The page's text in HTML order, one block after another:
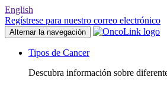
English
Regístrese para nuestro correo electrónico
Alternar la navegación
Tipos de Cancer
Descubra información sobre